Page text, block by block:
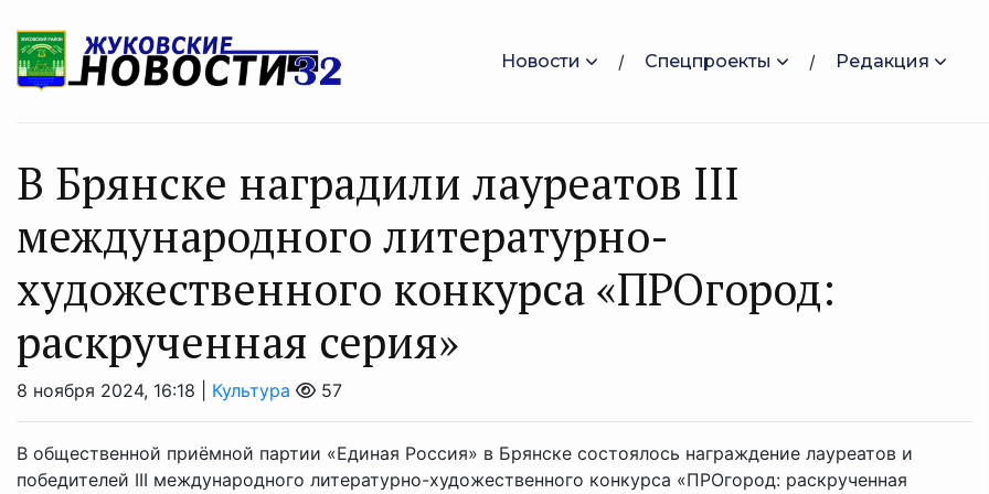
Новости Спецпроекты Редакция
В Брянске наградили лауреатов III
международного литературно-
художественного конкурса «ПРОгород:
раскрученная серия»
8 ноября 2024, 16:18 | Культура 57
В общественной приёмной партии «Единая Россия» в Брянске состоялось награждение лауреатов и
победителей III международного литературно-художественного конкурса «ПРОгород: раскрученная